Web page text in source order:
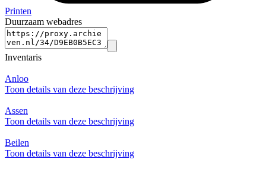
Printen
Duurzaam webadres
Inventaris
Anloo
Toon details van deze beschrijving
Assen
Toon details van deze beschrijving
Beilen
Toon details van deze beschrijving